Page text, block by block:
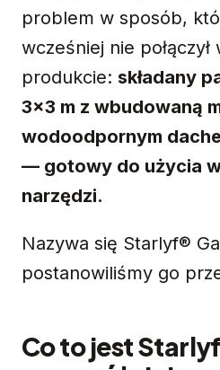
problem w sposób,
wcześniej nie połączył
produkcie: składany
3×3 m z wbudowaną
wodoodpornym
— gotowy do użycia
narzędzi.
Nazywa się Starlyf®
postanowiliśmy go
Co to jest